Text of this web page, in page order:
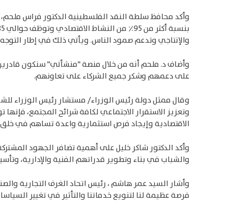
وأكد محافظ سلطة النقد الفلسطينية الدكتور فراس
والإنتاجي وتدعم صمود الناس. ويأتي ذلك في إطار
وأضاف د. ملحم أنه من خلال منصة "منشأتي" سنكون
على دعمهم وشكر جميع الشركاء على تعاونهم.
وقال ممثل دولة رئيس الوزراء/ مستشار رئيس الوزراء
وتعزيز الاستقرار الاجتماعي لكافة شرائح المجتمع،
الاقتصادية وإيجاد فرص استثمارية واعدة تساهم في
وأكد الدكتور شاكر خليل على أهمية تضافر الجهود
والشباب في بناء وتطوير قدراتهم الفنية والإدارية،
وأشار السيد عمر هاشم ، رئيس اتحاد الغرف التجارية
فرصة عظيمة لنا لتنويع خدماتنا والتأثير في تغيير